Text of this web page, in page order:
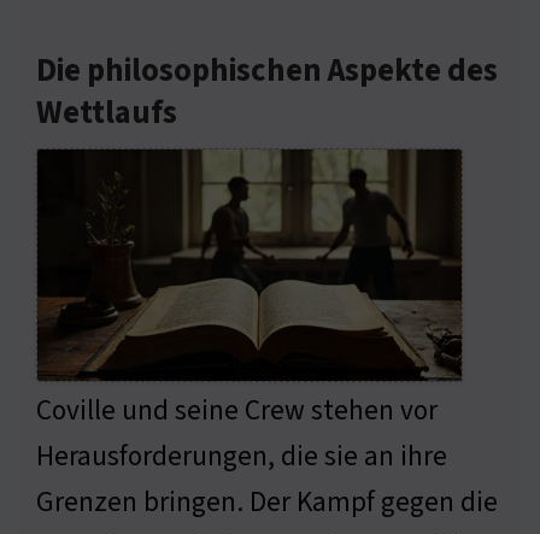
Die philosophischen Aspekte des
Wettlaufs
Coville und seine Crew stehen vor
Herausforderungen, die sie an ihre
Grenzen bringen. Der Kampf gegen die